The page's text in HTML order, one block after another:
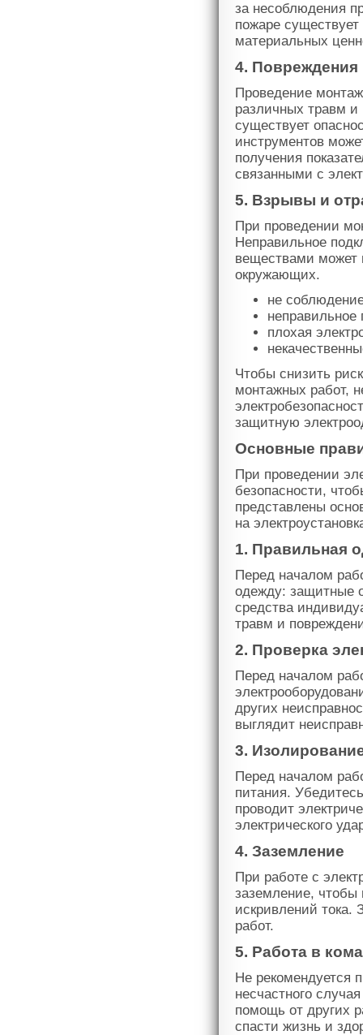
за несоблюдения
пожаре
материальных
4.
Проведение
различных травм
существует
инструментов
получения
связанными с
5. Взрывы и
При проведении
Неправильное
веществами может
окружающих.
не
неправильное
плохая
Чтобы снизить
монтажных работ,
защитную
Основные
При проведении
безопасности,
представлены
на
1. Правильная
Перед началом
одежду: защитные
средства
травм и
2. Проверка
Перед началом
других
выглядит
3.
Перед началом
питания.
проводит
электрического
4. Заземление
При работе с
заземление, чтобы
искривлений тока.
работ.
5. Работа в
Не рекомендуется
несчастного
помощь от других
спасти жизнь и